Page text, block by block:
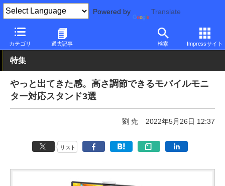
Powered by Translate
カテゴリ 過去記事 検索 Impressサイト
PC Watch 半導体/周辺機器 その他
特集
やっと出てきた感。高さ調節できるモバイルモニ
ター対応スタンド3選
劉 尭 2022年5月26日 12:37
リスト